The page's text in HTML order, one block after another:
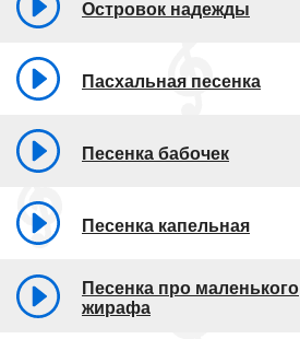
Островок надежды
Пасхальная песенка
Песенка бабочек
Песенка капельная
Песенка про маленького
жирафа